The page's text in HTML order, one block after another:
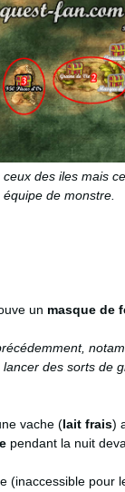
des iles mais
de monstre.
un masque de
des sorts de
vache (lait frais)
pendant la nuit
(inaccessible